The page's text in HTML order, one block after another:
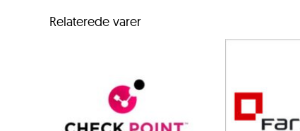
Relaterede varer